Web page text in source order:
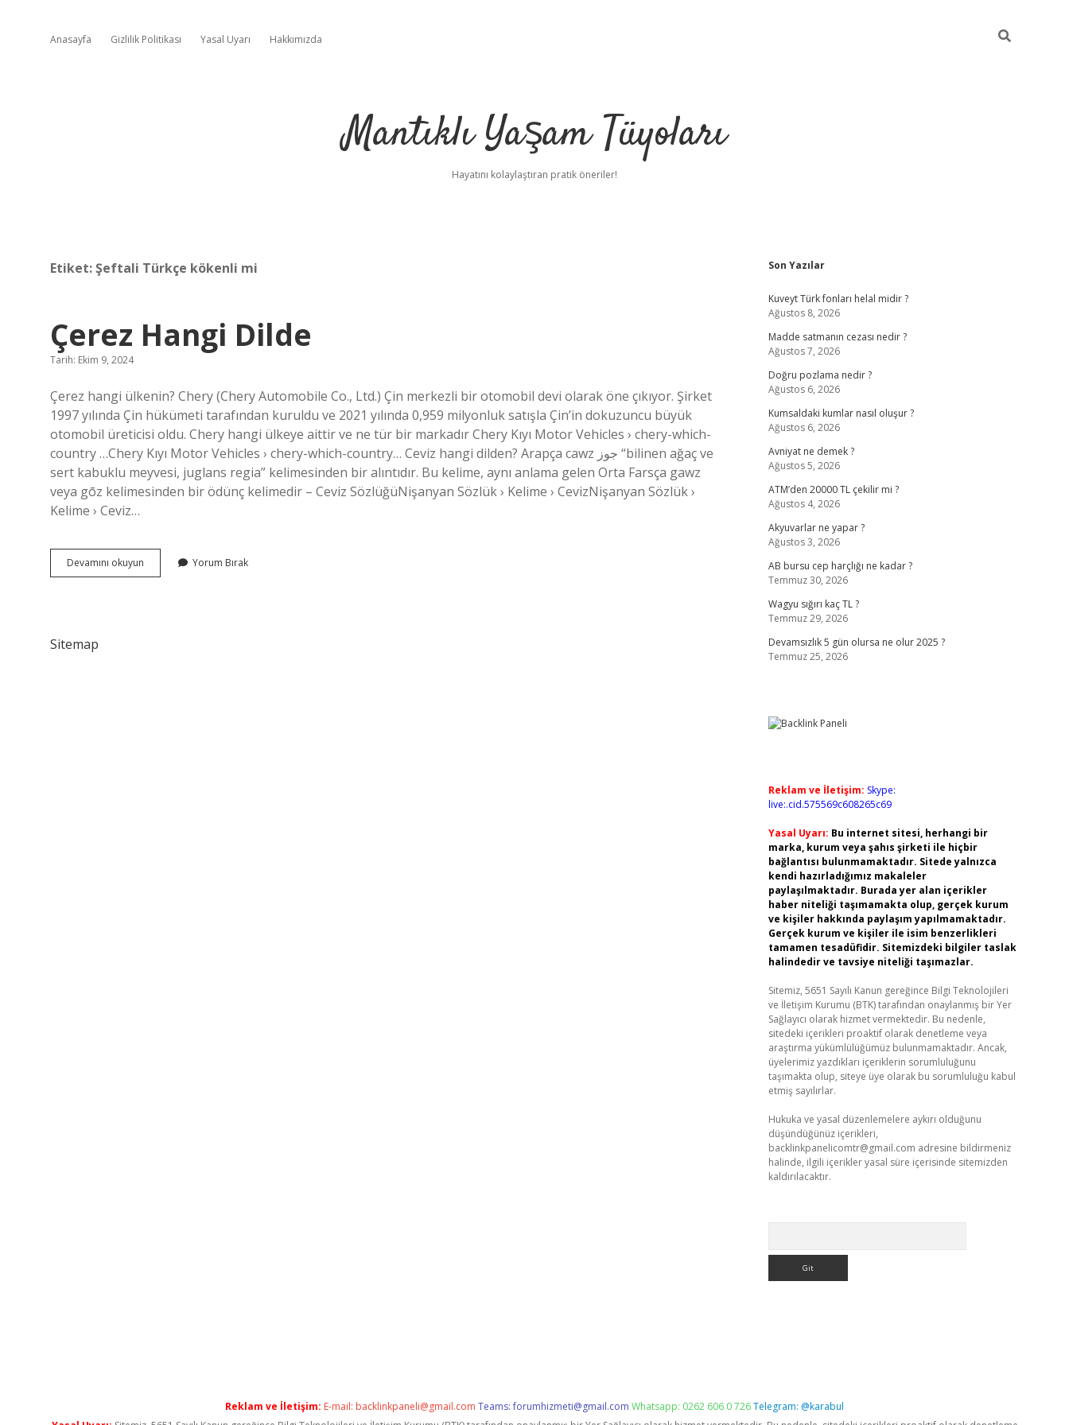
Anasayfa Gizlilik Politikası Yasal Uyarı Hakkımızda
Mantıklı Yaşam Tüyoları
Hayatını kolaylaştıran pratik öneriler!
Etiket:Şeftali Türkçe kökenli mi
Çerez Hangi Dilde
Tarih: Ekim 9, 2024
Çerez hangi ülkenin? Chery (Chery Automobile Co., Ltd.) Çin merkezli bir otomobil devi olarak öne çıkıyor. Şirket
1997 yılında Çin hükümeti tarafından kuruldu ve 2021 yılında 0,959 milyonluk satışla Çin’in dokuzuncu büyük
otomobil üreticisi oldu. Chery hangi ülkeye aittir ve ne tür bir markadır Chery Kıyı Motor Vehicles › chery-which-
country …Chery Kıyı Motor Vehicles › chery-which-country… Ceviz hangi dilden? Arapça cawz جوز “bilinen ağaç ve
sert kabuklu meyvesi, juglans regia” kelimesinden bir alıntıdır. Bu kelime, aynı anlama gelen Orta Farsça gawz
veya gōz kelimesinden bir ödünç kelimedir – Ceviz SözlüğüNişanyan Sözlük › Kelime › CevizNişanyan Sözlük ›
Kelime › Ceviz…
Devamını okuyun
Hangi
Yorum Bırak
Sitemap
Sidebar
Son Yazılar
Kuveyt Türk fonları helal midir ?
Ağustos 8, 2026
Madde satmanın cezası nedir ?
Ağustos 7, 2026
Doğru pozlama nedir ?
Ağustos 6, 2026
Kumsaldaki kumlar nasıl oluşur ?
Ağustos 6, 2026
Avniyat ne demek ?
Ağustos 5, 2026
ATM’den 20000 TL çekilir mi ?
Ağustos 4, 2026
Akyuvarlar ne yapar ?
Ağustos 3, 2026
AB bursu cep harçlığı ne kadar ?
Temmuz 30, 2026
Wagyu sığırı kaç TL ?
Temmuz 29, 2026
Devamsızlık 5 gün olursa ne olur 2025 ?
Temmuz 25, 2026
Reklam ve İletişim: Skype:
live:.cid.575569c608265c69
Yasal Uyarı: Bu internet sitesi, herhangi bir
marka, kurum veya şahıs şirketi ile hiçbir
bağlantısı bulunmamaktadır. Sitede yalnızca
kendi hazırladığımız makaleler
paylaşılmaktadır. Burada yer alan içerikler
haber niteliği taşımamakta olup, gerçek kurum
ve kişiler hakkında paylaşım yapılmamaktadır.
Gerçek kurum ve kişiler ile isim benzerlikleri
tamamen tesadüfidir. Sitemizdeki bilgiler taslak
halindedir ve tavsiye niteliği taşımazlar.
Sitemiz, 5651 Sayılı Kanun gereğince Bilgi Teknolojileri
ve İletişim Kurumu (BTK) tarafından onaylanmış bir Yer
Sağlayıcı olarak hizmet vermektedir. Bu nedenle,
sitedeki içerikleri proaktif olarak denetleme veya
araştırma yükümlülüğümüz bulunmamaktadır. Ancak,
üyelerimiz yazdıkları içeriklerin sorumluluğunu
taşımakta olup, siteye üye olarak bu sorumluluğu kabul
etmiş sayılırlar.
Hukuka ve yasal düzenlemelere aykırı olduğunu
düşündüğünüz içerikleri,
backlinkpanelicomtr@gmail.com adresine bildirmeniz
halinde, ilgili içerikler yasal süre içerisinde sitemizden
kaldırılacaktır.
hiltonbet yeni giriş
Reklam ve İletişim: E-mail: backlinkpaneli@gmail.com Teams:forumhizmeti@gmail.com Whatsapp: 0262 606 0 726Telegram: @karabul